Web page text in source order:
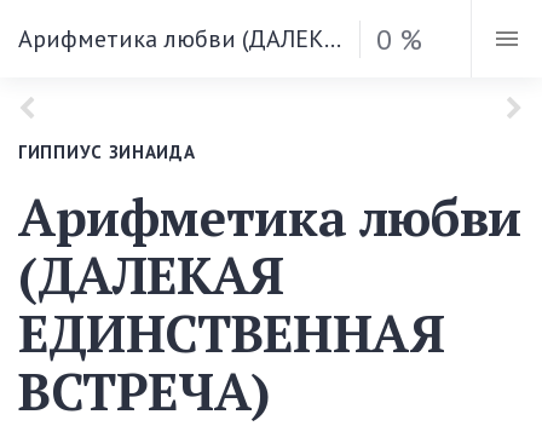
Арифметика любви (ДАЛЕКАЯ ЕДИНСТВЕННАЯ ВСТРЕЧА) 0 %
ГИППИУС ЗИНАИДА
Арифметика любви
(ДАЛЕКАЯ
ЕДИНСТВЕННАЯ
ВСТРЕЧА)